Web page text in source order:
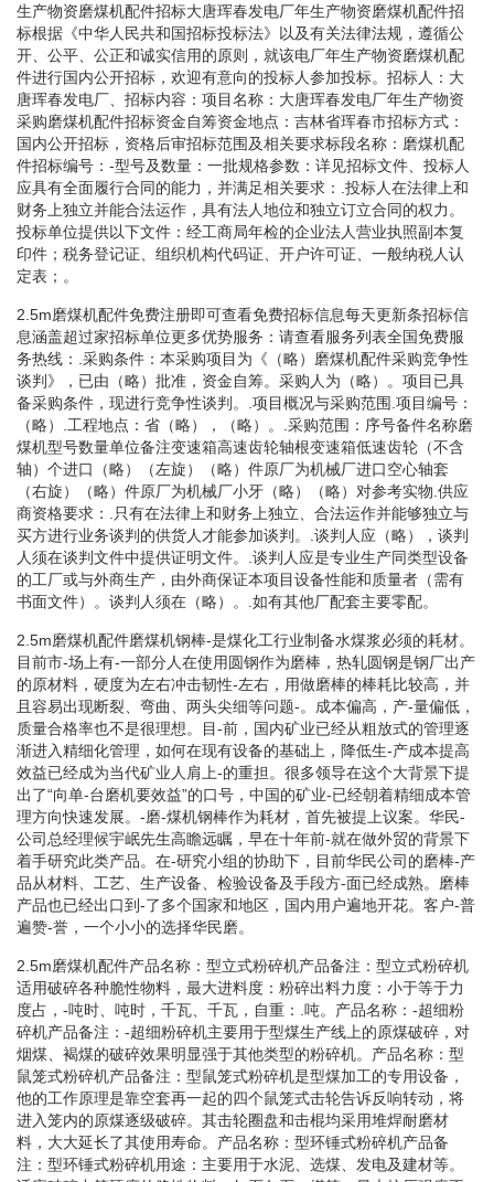
生产物资磨煤机配件招标大唐珲春发电厂年生产物资磨煤机配件招
标根据《中华人民共和国招标投标法》以及有关法律法规，遵循公
开、公平、公正和诚实信用的原则，就该电厂年生产物资磨煤机配
件进行国内公开招标，欢迎有意向的投标人参加投标。招标人：大
唐珲春发电厂、招标内容：项目名称：大唐珲春发电厂年生产物资
采购磨煤机配件招标资金自筹资金地点：吉林省珲春市招标方式：
国内公开招标，资格后审招标范围及相关要求标段名称：磨煤机配
件招标编号：-型号及数量：一批规格参数：详见招标文件、投标人
应具有全面履行合同的能力，并满足相关要求：.投标人在法律上和
财务上独立并能合法运作，具有法人地位和独立订立合同的权力。
投标单位提供以下文件：经工商局年检的企业法人营业执照副本复
印件；税务登记证、组织机构代码证、开户许可证、一般纳税人认
定表；。
2.5m磨煤机配件免费注册即可查看免费招标信息每天更新条招标信
息涵盖超过家招标单位更多优势服务：请查看服务列表全国免费服
务热线：.采购条件：本采购项目为《（略）磨煤机配件采购竞争性
谈判》，已由（略）批准，资金自筹。采购人为（略）。项目已具
备采购条件，现进行竞争性谈判。.项目概况与采购范围.项目编号：
（略）.工程地点：省（略），（略）。.采购范围：序号备件名称磨
煤机型号数量单位备注变速箱高速齿轮轴根变速箱低速齿轮（不含
轴）个进口（略）（左旋）（略）件原厂为机械厂进口空心轴套
（右旋）（略）件原厂为机械厂小牙（略）（略）对参考实物.供应
商资格要求：.只有在法律上和财务上独立、合法运作并能够独立与
买方进行业务谈判的供货人才能参加谈判。.谈判人应（略），谈判
人须在谈判文件中提供证明文件。.谈判人应是专业生产同类型设备
的工厂或与外商生产，由外商保证本项目设备性能和质量者（需有
书面文件）。谈判人须在（略）。.如有其他厂配套主要零配。
2.5m磨煤机配件磨煤机钢棒-是煤化工行业制备水煤浆必须的耗材。
目前市-场上有-一部分人在使用圆钢作为磨棒，热轧圆钢是钢厂出产
的原材料，硬度为左右冲击韧性-左右，用做磨棒的棒耗比较高，并
且容易出现断裂、弯曲、两头尖细等问题-。成本偏高，产-量偏低，
质量合格率也不是很理想。目-前，国内矿业已经从粗放式的管理逐
渐进入精细化管理，如何在现有设备的基础上，降低生-产成本提高
效益已经成为当代矿业人肩上-的重担。很多领导在这个大背景下提
出了“向单-台磨机要效益”的口号，中国的矿业-已经朝着精细成本管
理方向快速发展。-磨-煤机钢棒作为耗材，首先被提上议案。华民-
公司总经理候宇岷先生高瞻远瞩，早在十年前-就在做外贸的背景下
着手研究此类产品。在-研究小组的协助下，目前华民公司的磨棒-产
品从材料、工艺、生产设备、检验设备及手段方-面已经成熟。磨棒
产品也已经出口到-了多个国家和地区，国内用户遍地开花。客户-普
遍赞-誉，一个小小的选择华民磨。
2.5m磨煤机配件产品名称：型立式粉碎机产品备注：型立式粉碎机
适用破碎各种脆性物料，最大进料度：粉碎出料力度：小于等于力
度占，-吨时、吨时，千瓦、千瓦，自重：.吨。产品名称：-超细粉
碎机产品备注：-超细粉碎机主要用于型煤生产线上的原煤破碎，对
烟煤、褐煤的破碎效果明显强于其他类型的粉碎机。产品名称：型
鼠笼式粉碎机产品备注：型鼠笼式粉碎机是型煤加工的专用设备，
他的工作原理是靠空套再一起的四个鼠笼式击轮告诉反响转动，将
进入笼内的原煤逐级破碎。其击轮圈盘和击棍均采用堆焊耐磨材
料，大大延长了其使用寿命。产品名称：型环锤式粉碎机产品备
注：型环锤式粉碎机用途：主要用于水泥、选煤、发电及建材等。